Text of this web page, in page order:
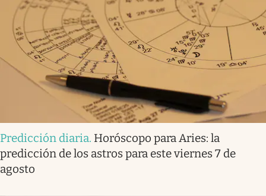
Predicción diaria. Horóscopo para Aries: la
predicción de los astros para este viernes 7 de
agosto